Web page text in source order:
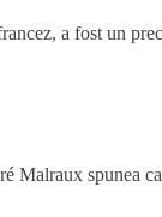
a fost un
Malraux spunea